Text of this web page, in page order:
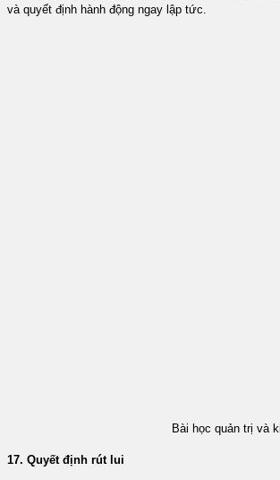
và quyết định hành động ngay lập tức.
Bài học quản trị và kinh doanh
17. Quyết định rút lui